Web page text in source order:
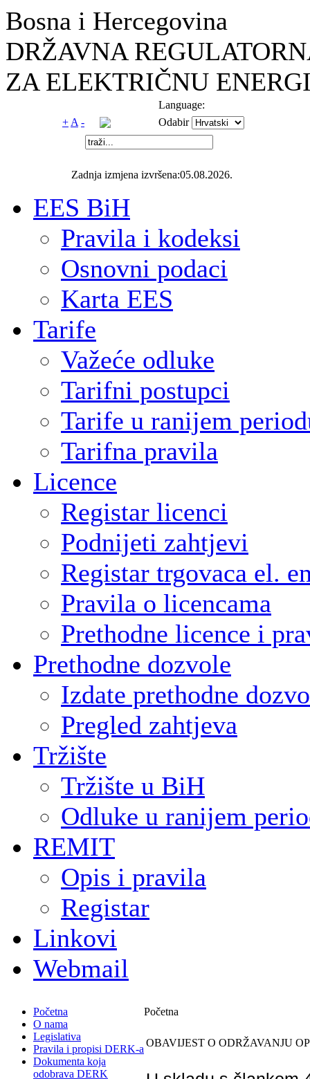
Bosna i Hercegovina
DRŽAVNA
ZA ELEKTRIČNU
Language:
+ A - Odabir
Zadnja izmjena izvršena:05.08.2026.
EES BiH
Pravila i kodeksi
Osnovni podaci
Karta EES
Tarife
Važeće odluke
Tarifni postupci
Tarife u ranijem
Tarifna pravila
Licence
Registar licenci
Podnijeti zahtjevi
Registar trgovaca el.
Pravila o licencama
Prethodne licence i
Prethodne dozvole
Izdate prethodne
Pregled zahtjeva
Tržište
Tržište u BiH
Odluke u ranijem
REMIT
Opis i pravila
Registar
Linkovi
Webmail
Početna
O nama
Legislativa
Pravila i propisi DERK-a
Dokumenta koja
odobrava DERK
Početna
OBAVIJEST O ODRŽAVANJU